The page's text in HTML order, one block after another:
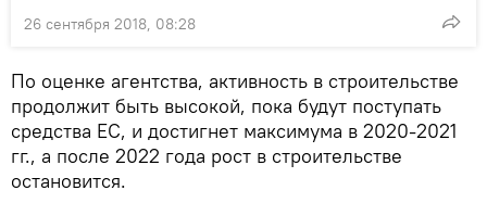
26 сентября 2018, 08:28
По оценке агентства, активность в строительстве
продолжит быть высокой, пока будут поступать
средства ЕС, и достигнет максимума в 2020-2021
гг., а после 2022 года рост в строительстве
остановится.